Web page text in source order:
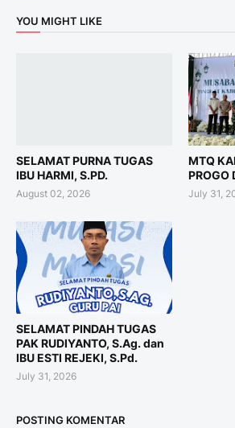
YOU MIGHT LIKE
SELAMAT PURNA TUGAS
IBU HARMI, S.PD.
August 02, 2026
MTQ
PROGO
July 31,
SELAMAT PINDAH TUGAS
PAK RUDIYANTO, S.Ag. dan
IBU ESTI REJEKI, S.Pd.
July 31, 2026
POSTING KOMENTAR